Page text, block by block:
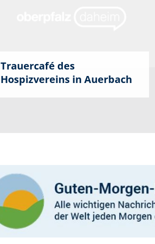
Trauercafé des
Hospizvereins in Auerbach